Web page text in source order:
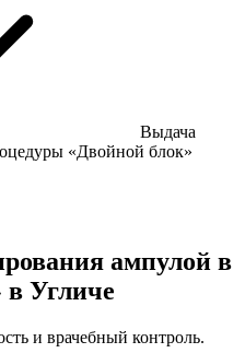
Выдача
«Двойной блок»
ампулой в
Угличе
и врачебный контроль.